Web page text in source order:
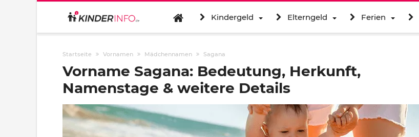
Kindergeld Elterngeld Ferien
Startseite Vornamen Mädchennamen Sagana
Vorname Sagana: Bedeutung, Herkunft,
Namenstage & weitere Details